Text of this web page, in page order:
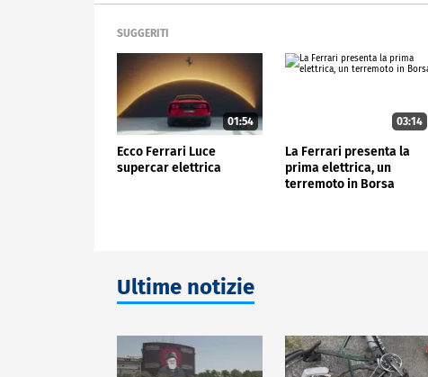
SUGGERITI
01:54
Ecco Ferrari Luce
supercar elettrica
03:14
La Ferrari presenta la
prima elettrica, un
terremoto in Borsa
Ultime notizie